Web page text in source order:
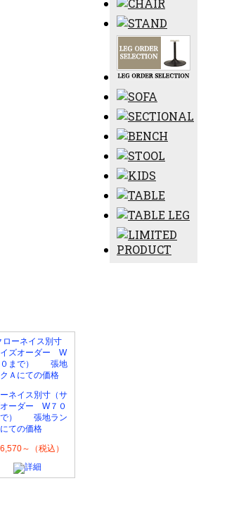
ネイス別寸（サ
ーダー W７０
で） 張地ラン
ての価格
～（税込）